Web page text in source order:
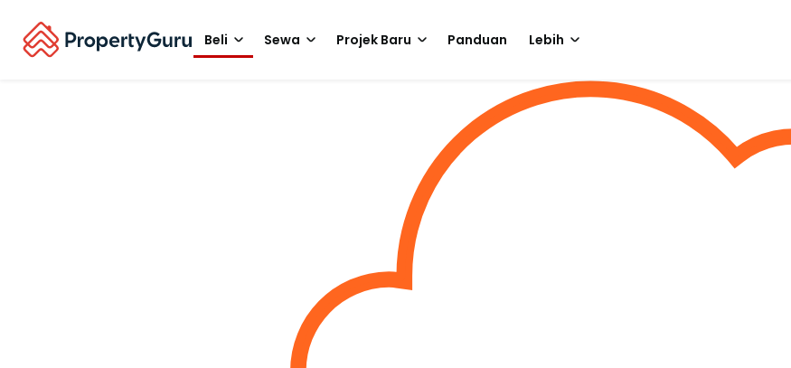
Beli Sewa Projek Baru Panduan Lebih